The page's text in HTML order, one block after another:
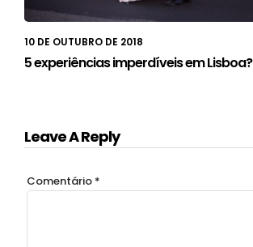
10 DE OUTUBRO DE 2018
5 experiências imperdíveis em Lisboa?
Leave A Reply
Comentário *